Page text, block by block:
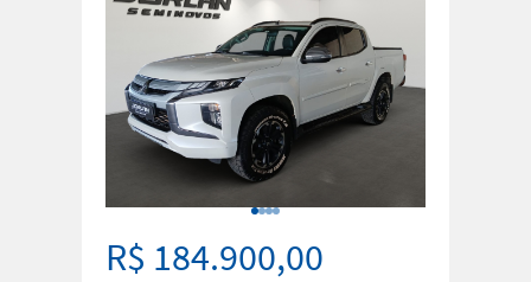
R$ 184.900,00